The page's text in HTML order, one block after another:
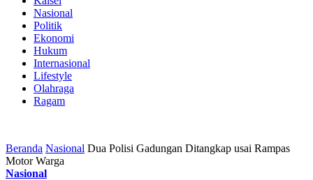
Nasional
Politik
Ekonomi
Hukum
Internasional
Lifestyle
Olahraga
Ragam
Beranda Nasional Dua Polisi Gadungan Ditangkap usai Rampas
Motor Warga
Nasional